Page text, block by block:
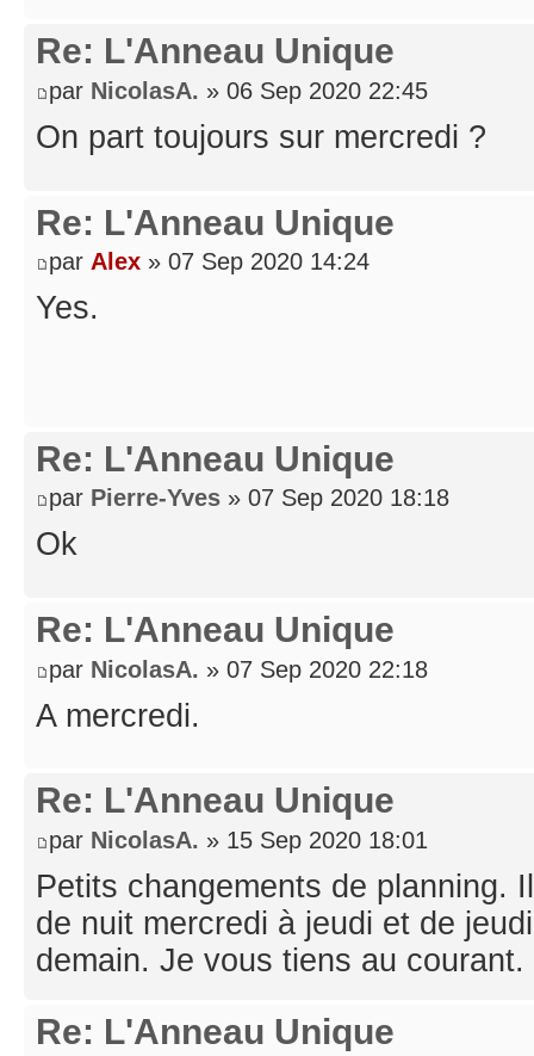
Re: L'Anneau Unique
par NicolasA. » 06 Sep 2020 22:45
On part toujours sur mercredi ?
Re: L'Anneau Unique
par Alex » 07 Sep 2020 14:24
Yes.
Re: L'Anneau Unique
par Pierre-Yves » 07 Sep 2020 18:18
Ok
Re: L'Anneau Unique
par NicolasA. » 07 Sep 2020 22:18
A mercredi.
Re: L'Anneau Unique
par NicolasA. » 15 Sep 2020 18:01
Petits changements de planning.
de nuit mercredi à jeudi et de
demain. Je vous tiens au courant.
Re: L'Anneau Unique